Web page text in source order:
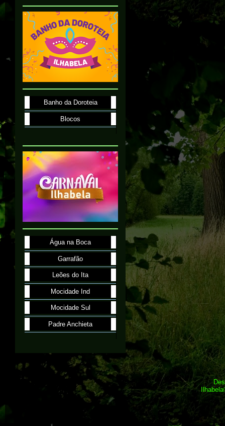
Banho da Doroteia
Blocos
Água na Boca
Garrafão
Leões do Ita
Mocidade Ind
Mocidade Sul
Padre Anchieta